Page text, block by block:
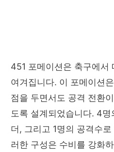
451 포메이션은 축구에서
여겨집니다. 이 포메이션
점을 두면서도 공격 전환
도록 설계되었습니다. 4
더, 그리고 1명의 공격수
러한 구성은 수비를 강화